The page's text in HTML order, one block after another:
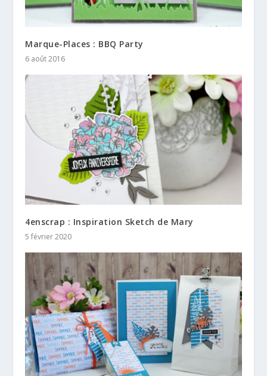
Marque-Places : BBQ Party
6 août 2016
4enscrap : Inspiration Sketch de Mary
5 février 2020